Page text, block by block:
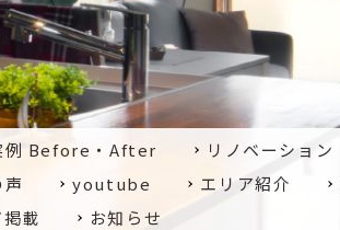
例 Before・After リノベーション
youtube エリア紹介
載
お知らせ